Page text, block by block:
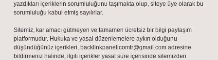
yazdıkları içeriklerin sorumluluğunu taşımakta olup, siteye üye olarak bu
sorumluluğu kabul etmiş sayılırlar.
Sitemiz, kar amacı gütmeyen ve tamamen ücretsiz bir bilgi paylaşım
platformudur. Hukuka ve yasal düzenlemelere aykırı olduğunu
düşündüğünüz içerikleri, backlinkpanelicomtr@gmail.com adresine
bildirmeniz halinde, ilgili içerikler yasal süre içerisinde sitemizden